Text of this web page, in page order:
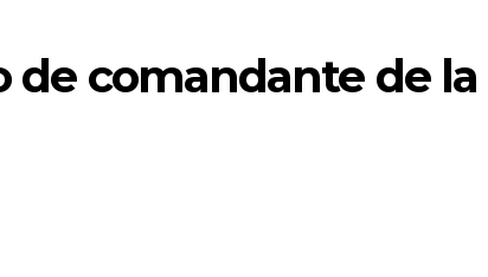
de comandante de la